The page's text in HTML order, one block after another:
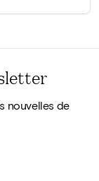
nouvelles de